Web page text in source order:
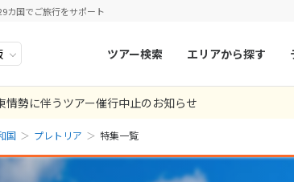
カ国でご旅行をサポート
ツアー検索 エリアから探す
イタリア
ドイツ
秋旅
年末年始
情勢に伴うツアー催行中止のお知らせ
国 プレトリア 特集一覧